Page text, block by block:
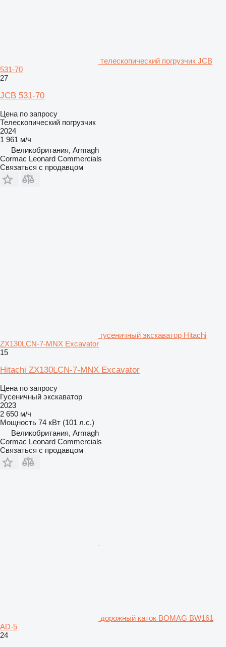
телескопический погрузчик JCB
531-70
27
JCB 531-70
Цена по запросу
Телескопический погрузчик
2024
1 961 м/ч
Великобритания, Armagh
Cormac Leonard Commercials
Связаться с продавцом
гусеничный экскаватор Hitachi
ZX130LCN-7-MNX Excavator
15
Hitachi ZX130LCN-7-MNX Excavator
Цена по запросу
Гусеничный экскаватор
2023
2 650 м/ч
Мощность 74 кВт (101 л.с.)
Великобритания, Armagh
Cormac Leonard Commercials
Связаться с продавцом
дорожный каток BOMAG BW161
AD-5
24